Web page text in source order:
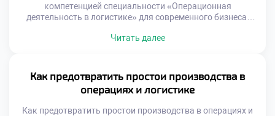
компетенцией специальности «Операционная
деятельность в логистике» для современного бизнеса.
выявить скрытые резервы роста компании. Грамотная
системы представляют собой сложные механизмы с
множеством переменных факторов. Поверхностный
взгляд не позволяет увидеть истинные причины низкой
Читать далее
Как предотвратить простои производства в
операциях и логистике
Как предотвратить простои производства в операциях и